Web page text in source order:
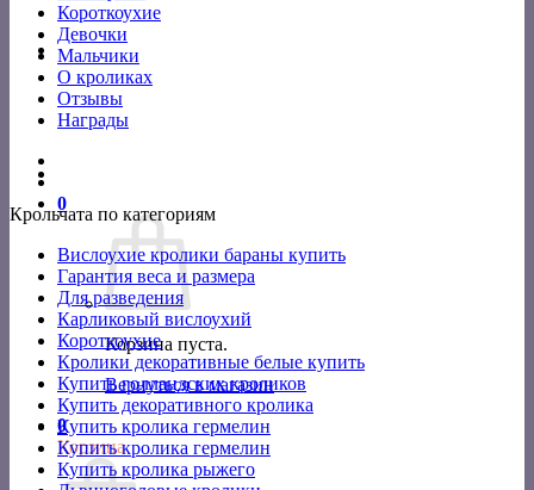
Короткоухие
Девочки
Мальчики
О кроликах
Отзывы
Награды
0
Корзина пуста.
Вернуться в магазин
0
Корзина
Крольчата по категориям
Вислоухие кролики бараны купить
Гарантия веса и размера
Для разведения
Карликовый вислоухий
Короткоухие
Кролики декоративные белые купить
Купить голландских кроликов
Купить декоративного кролика
Купить кролика гермелин
Купить кролика гермелин
Купить кролика рыжего